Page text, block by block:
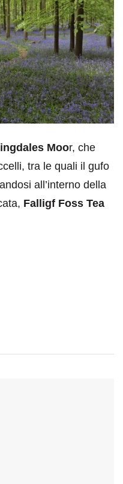
Moor, che
tra le quali il gufo
all’interno della
Falligf Foss Tea